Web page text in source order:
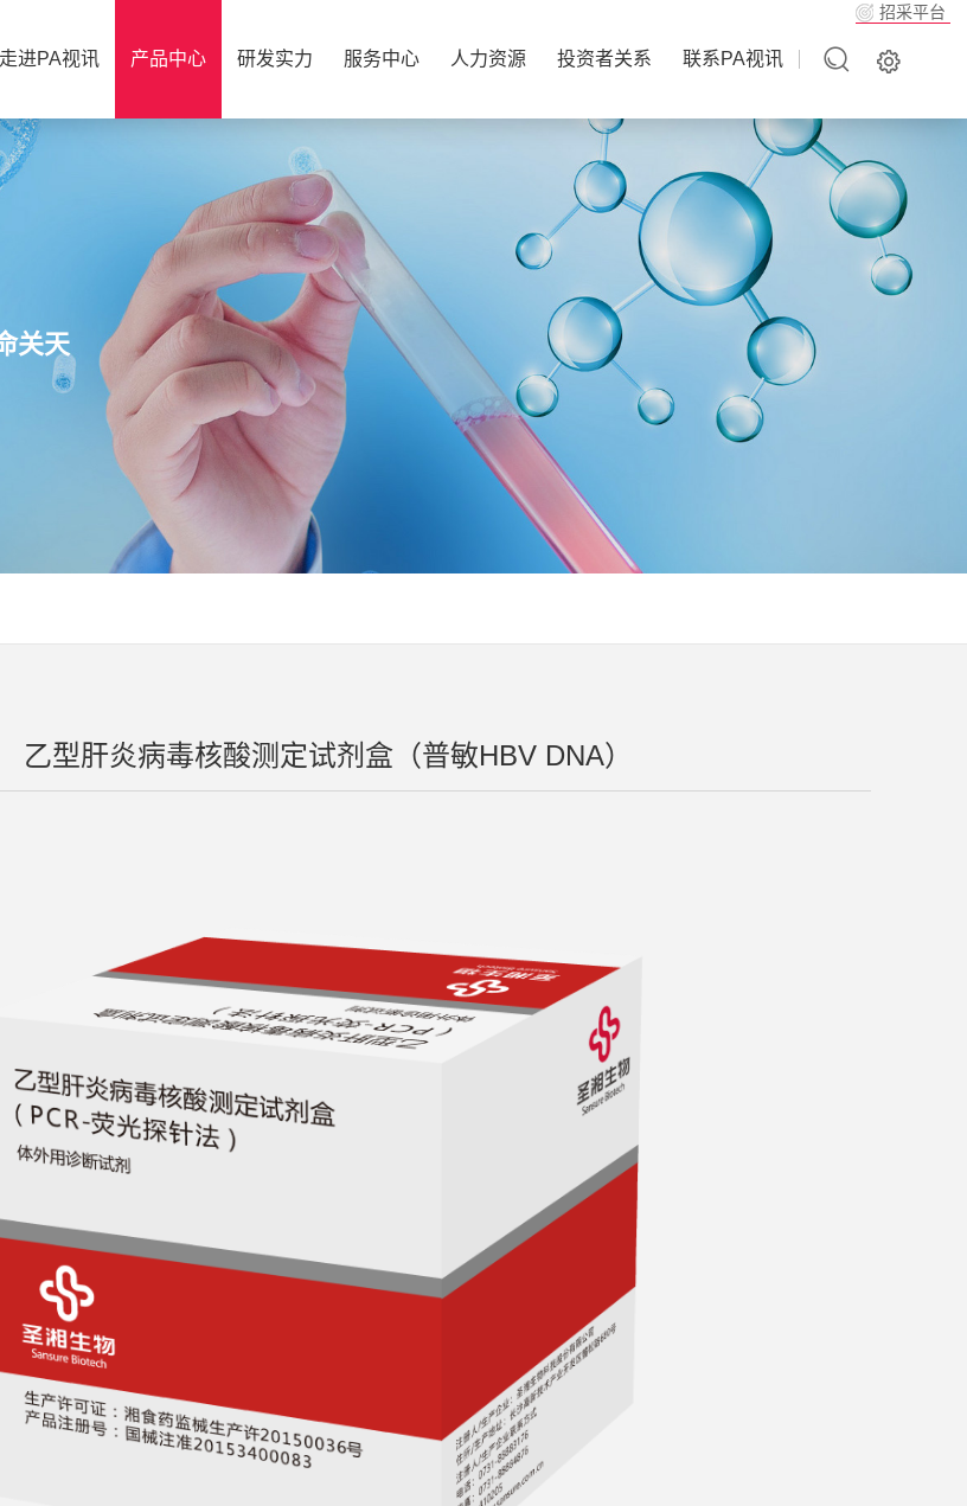
招采平台
走进PA视讯 产品中心 研发实力 服务中心 人力资源 投资者关系 联系PA视讯
关天
乙型肝炎病毒核酸测定试剂盒（普敏HBV DNA）